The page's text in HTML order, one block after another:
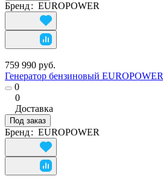
Бренд: EUROPOWER
759 990 руб.
Генератор бензиновый
0
0
Доставка
Под заказ
Бренд: EUROPOWER